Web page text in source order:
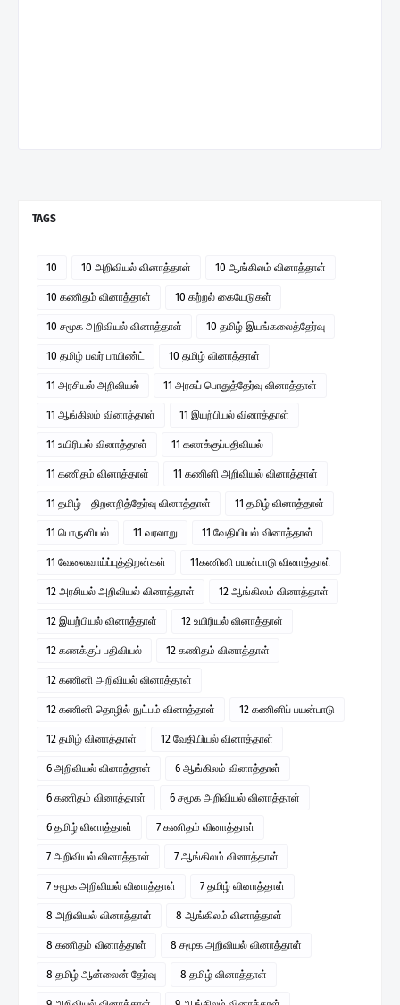
TAGS
10 10 அறிவியல் வினாத்தாள் 10 ஆங்கிலம் வினாத்தாள்
10 கணிதம் வினாத்தாள் 10 கற்றல் கையேடுகள்
10 சமூக அறிவியல் வினாத்தாள் 10 தமிழ் இயங்கலைத்தேர்வு
10 தமிழ் பவர் பாயிண்ட் 10 தமிழ் வினாத்தாள்
11 அரசியல் அறிவியல் 11 அரசுப் பொதுத்தேர்வு வினாத்தாள்
11 ஆங்கிலம் வினாத்தாள் 11 இயற்பியல் வினாத்தாள்
11 உயிரியல் வினாத்தாள் 11 கணக்குப்பதிவியல்
11 கணிதம் வினாத்தாள் 11 கணினி அறிவியல் வினாத்தாள்
11 தமிழ் - திறனறித்தேர்வு வினாத்தாள் 11 தமிழ் வினாத்தாள்
11 பொருளியல் 11 வரலாறு 11 வேதியியல் வினாத்தாள்
11 வேலைவாய்ப்புத்திறன்கள் 11கணினி பயன்பாடு வினாத்தாள்
12 அரசியல் அறிவியல் வினாத்தாள் 12 ஆங்கிலம் வினாத்தாள்
12 இயற்பியல் வினாத்தாள் 12 உயிரியல் வினாத்தாள்
12 கணக்குப் பதிவியல் 12 கணிதம் வினாத்தாள்
12 கணினி அறிவியல் வினாத்தாள்
12 கணினி தொழில் நுட்பம் வினாத்தாள் 12 கணினிப் பயன்பாடு
12 தமிழ் வினாத்தாள் 12 வேதியியல் வினாத்தாள்
6 அறிவியல் வினாத்தாள் 6 ஆங்கிலம் வினாத்தாள்
6 கணிதம் வினாத்தாள் 6 சமூக அறிவியல் வினாத்தாள்
6 தமிழ் வினாத்தாள் 7 கணிதம் வினாத்தாள்
7 அறிவியல் வினாத்தாள் 7 ஆங்கிலம் வினாத்தாள்
7 சமூக அறிவியல் வினாத்தாள் 7 தமிழ் வினாத்தாள்
8 அறிவியல் வினாத்தாள் 8 ஆங்கிலம் வினாத்தாள்
8 கணிதம் வினாத்தாள் 8 சமூக அறிவியல் வினாத்தாள்
8 தமிழ் ஆன்லைன் தேர்வு 8 தமிழ் வினாத்தாள்